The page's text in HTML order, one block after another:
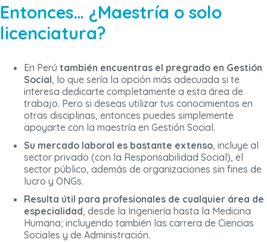
Entonces… ¿Maestría o solo
licenciatura?
En Perú también encuentras el pregrado en Gestión
Social, lo que sería la opción más adecuada si te
interesa dedicarte completamente a esta área de
trabajo. Pero si deseas utilizar tus conocimientos en
otras disciplinas, entonces puedes simplemente
apoyarte con la maestría en Gestión Social.
Su mercado laboral es bastante extenso, incluye al
sector privado (con la Responsabilidad Social), el
sector público, además de organizaciones sin fines de
lucro y ONGs.
Resulta útil para profesionales de cualquier área de
especialidad, desde la Ingeniería hasta la Medicina
Humana; incluyendo también las carrera de Ciencias
Sociales y de Administración.